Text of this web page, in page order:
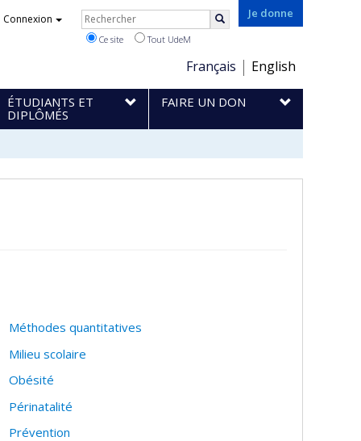
Je donne
Choix
de
la
langue
Français English
Connexion Rechercher
Ce site Tout UdeM
ÉTUDIANTS ET
DIPLÔMÉS
FAIRE UN DON
Méthodes quantitatives
Milieu scolaire
Obésité
Périnatalité
Prévention